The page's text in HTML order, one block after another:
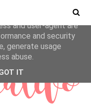
to deliver its services
and user-agent are
and security
generate usage
abuse.
IT